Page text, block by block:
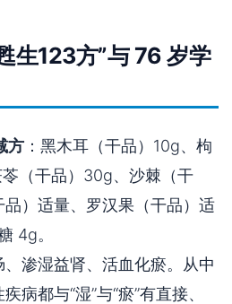
生123方”与 76 岁学
方：黑木耳（干品）10g、枸
（干品）30g、沙棘（干
）适量、罗汉果（干品）适
4g。
、渗湿益肾、活血化瘀。从中
病都与“湿”与“瘀”有直接、